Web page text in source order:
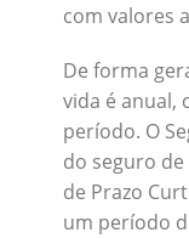
com valores
De forma
vida é anual,
período. O
do seguro
de Prazo
um período